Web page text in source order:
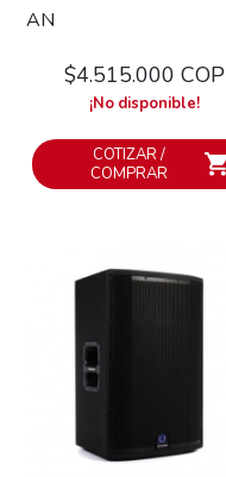
AN
$4.515.000 COP
¡No disponible!
COTIZAR /
COMPRAR